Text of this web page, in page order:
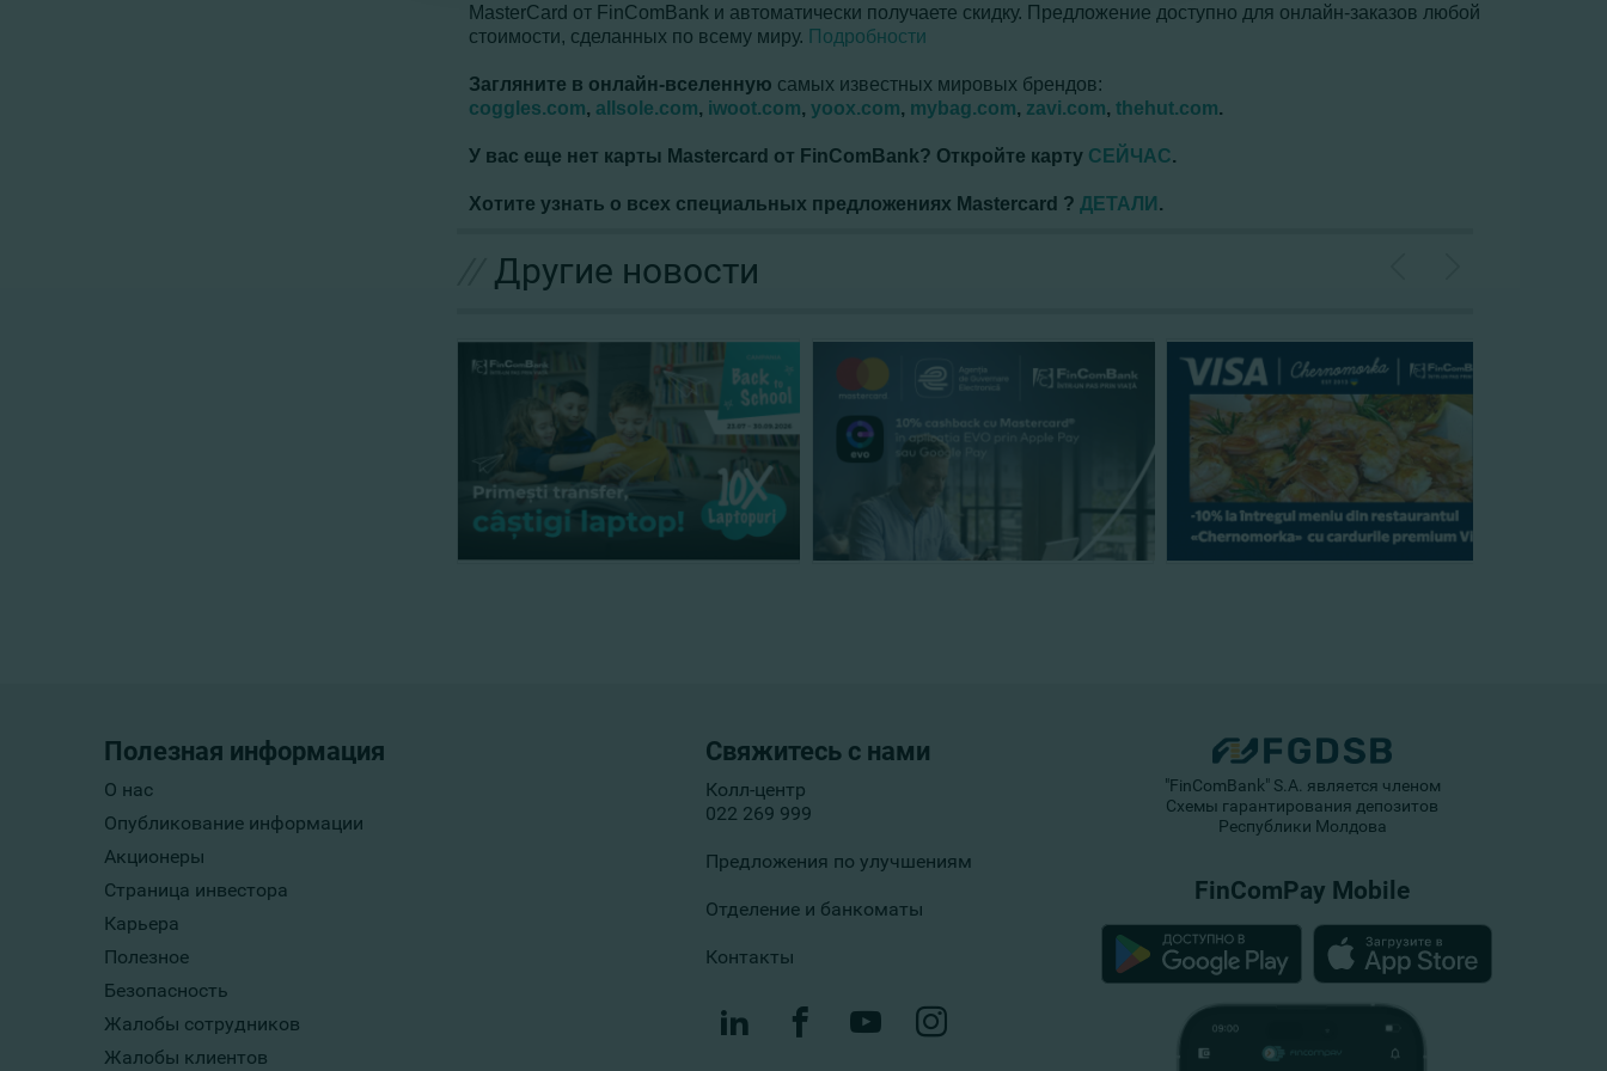
MasterCard от FinComBank и автоматически получаете скидку. Предложение доступно для онлайн-заказов любой
стоимости, сделанных по всему миру. Подробности
Загляните в онлайн-вселенную самых известных мировых брендов:
coggles.com, allsole.com, iwoot.com, yoox.com, mybag.com, zavi.com, thehut.com.
У вас еще нет карты Mastercard от FinComBank? Откройте карту СЕЙЧАС.
Хотите узнать о всех специальных предложениях Mastercard ? ДЕТАЛИ .
Другие новости
Полезная информация
О нас
Опубликование информации
Акционеры
Страница инвестора
Карьера
Полезное
Безопасность
Жалобы сотрудников
Жалобы клиентов
Свяжитесь с нами
Колл-центр
022 269 999
Предложения по улучшениям
Отделение и банкоматы
Контакты
"FinComBank" S.A. является членом
Схемы гарантирования депозитов
Республики Молдова
FinComPay Mobile